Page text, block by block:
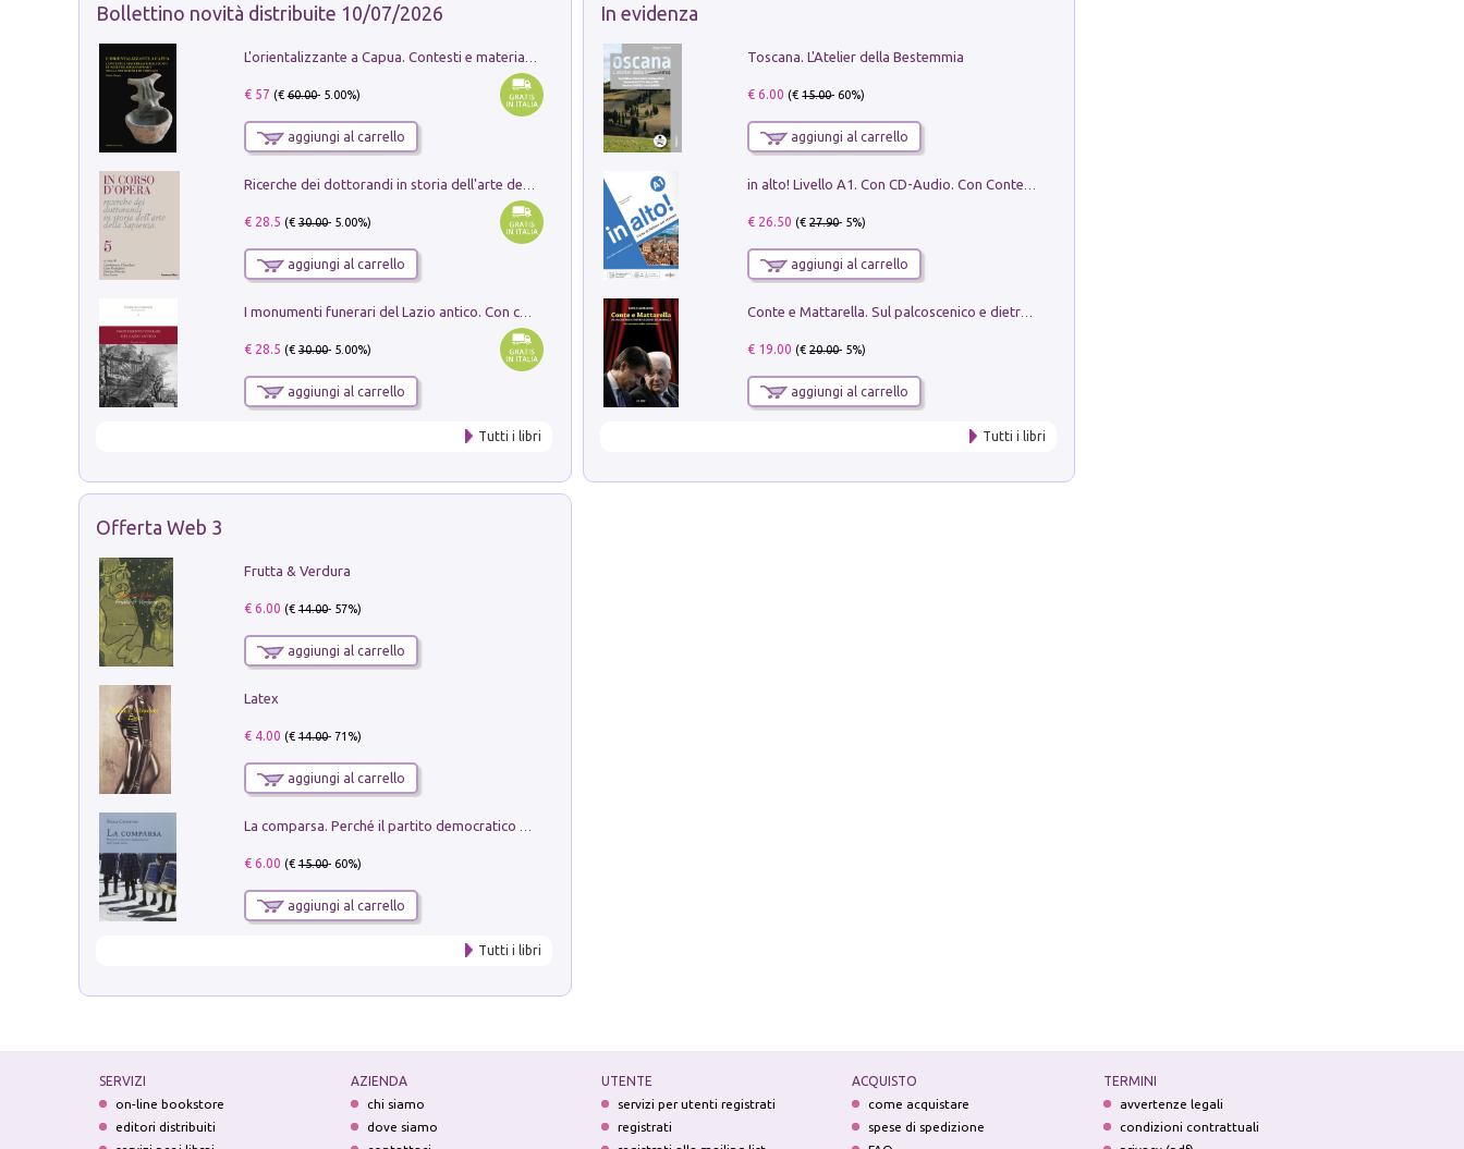
Bollettino novità distribuite 10/07/2026
€ 57 (€60.00- 5.00%)
aggiungi al carrello
€ 28.5 (€30.00- 5.00%)
aggiungi al carrello
I monumenti funerari del Lazio antico. Con cartella con tavole
€ 28.5 (€30.00- 5.00%)
aggiungi al carrello
Tutti i libri
In evidenza
Toscana. L'Atelier della Bestemmia
€ 6.00 (€15.00- 60%)
aggiungi al carrello
€ 26.50 (€27.90- 5%)
aggiungi al carrello
€ 19.00 (€20.00- 5%)
aggiungi al carrello
Tutti i libri
Offerta Web 3
Frutta & Verdura
€ 6.00 (€14.00- 57%)
aggiungi al carrello
Latex
€ 4.00 (€14.00- 71%)
aggiungi al carrello
€ 6.00 (€15.00- 60%)
aggiungi al carrello
Tutti i libri
SERVIZI
on-line bookstore
editori distribuiti
AZIENDA
chi siamo
dove siamo
UTENTE
servizi per utenti registrati
registrati
ACQUISTO
come acquistare
spese di spedizione
TERMINI
avvertenze legali
condizioni contrattuali